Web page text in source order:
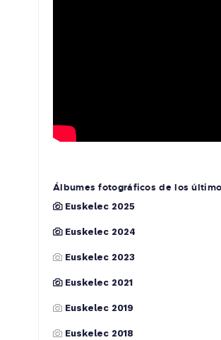
Álbumes fotográficos de los
Euskelec 2025
Euskelec 2024
Euskelec 2023
Euskelec 2021
Euskelec 2019
Euskelec 2018